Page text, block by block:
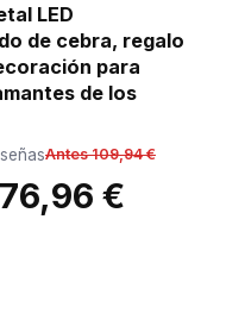
LED
de cebra, regalo
para
de los
Antes 109,94 €
€